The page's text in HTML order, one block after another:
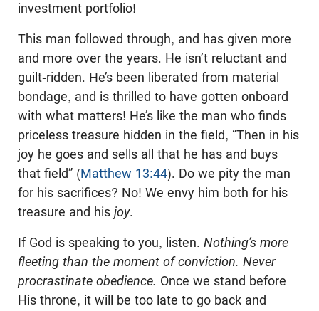
investment portfolio!
This man followed through, and has given more
and more over the years. He isn’t reluctant and
guilt-ridden. He’s been liberated from material
bondage, and is thrilled to have gotten onboard
with what matters! He’s like the man who finds
priceless treasure hidden in the field, “Then in his
joy he goes and sells all that he has and buys
that field” (Matthew 13:44). Do we pity the man
for his sacrifices? No! We envy him both for his
treasure and his joy.
If God is speaking to you, listen. Nothing’s more
fleeting than the moment of conviction. Never
procrastinate obedience. Once we stand before
His throne, it will be too late to go back and